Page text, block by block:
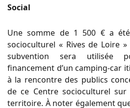
Social
Une somme de 1 500 € a
socioculturel « Rives de Loire »
subvention sera utilisée
financement d’un camping-car
à la rencontre des publics
de ce Centre socioculturel
territoire. À noter également